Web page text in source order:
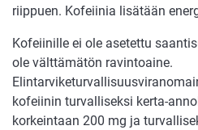
riippuen. Kofeiinia lisätään
Kofeiinille ei ole asetettu
ole välttämätön ravintoaine.
kofeiinin turvalliseksi kerta-
korkeintaan 200 mg ja